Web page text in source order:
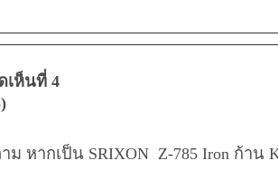
เห็นที่ 4
ม หากเป็น SRIXON Z-785 Iron ก้าน